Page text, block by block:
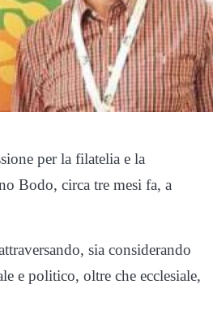
per la filatelia e la
Bodo, circa tre mesi fa, a
sia considerando
e politico, oltre che ecclesiale,